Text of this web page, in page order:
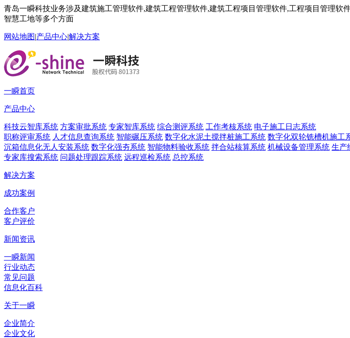
青岛一瞬科技业务涉及建筑施工管理软件,建筑工程管理软件,建筑工程项目管理软件,工程项目管理
智慧工地等多个方面
网站地图|产品中心|解决方案
一瞬首页
产品中心
科技云智库系统 方案审批系统 专家智库系统 综合测评系统 工作考核系统 电子施工日志系统
职称评审系统 人才信息查询系统 智能碾压系统 数字化水泥土搅拌桩施工系统 数字化双轮铣槽机施工
沉箱信息化无人安装系统 数字化强夯系统 智能物料验收系统 拌合站核算系统 机械设备管理系统 生产
专家库搜索系统 问题处理跟踪系统 远程巡检系统 总控系统
解决方案
成功案例
合作客户
客户评价
新闻资讯
一瞬新闻
行业动态
常见问题
信息化百科
关于一瞬
企业简介
企业文化